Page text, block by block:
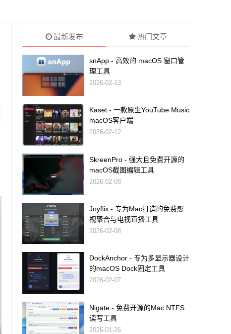
最新发布 热门文章
snApp - 高效的 macOS 窗口管
理工具
2026-02-13
Kaset - 一款原生YouTube Music
macOS客户端
2026-02-12
SkreenPro - 强大且免费开源的
macOS截图编辑工具
2026-02-08
Joyflix - 专为Mac打造的免费影
视聚合与电视直播工具
2026-02-08
DockAnchor - 专为多显示器设计
的macOS Dock固定工具
2026-02-07
Nigate - 免费开源的Mac NTFS
读写工具
2026-01-26